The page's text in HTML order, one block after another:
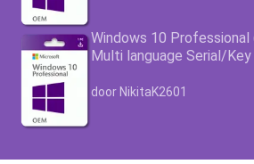
Windows 10
Multi language Serial/Key
Waardering4.63
door NikitaK2601